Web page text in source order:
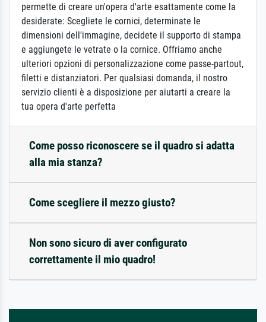
permette di creare un'opera d'arte esattamente come la
desiderate: Scegliete le cornici, determinate le
dimensioni dell'immagine, decidete il supporto di stampa
e aggiungete le vetrate o la cornice. Offriamo anche
ulteriori opzioni di personalizzazione come passe-partout,
filetti e distanziatori. Per qualsiasi domanda, il nostro
servizio clienti è a disposizione per aiutarti a creare la
tua opera d'arte perfetta
Come posso riconoscere se il quadro si adatta
alla mia stanza?
Come scegliere il mezzo giusto?
Non sono sicuro di aver configurato
correttamente il mio quadro!